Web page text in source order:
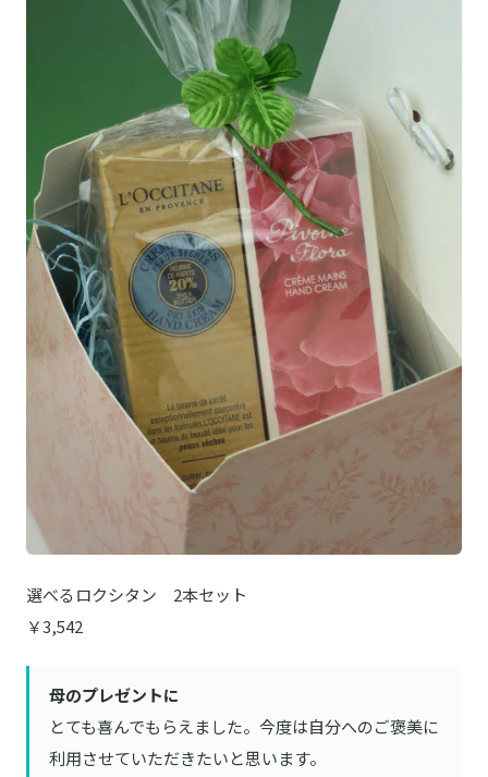
選べるロクシタン 2本セット
￥3,542
母のプレゼントに
とても喜んでもらえました。今度は自分へのご褒美に
利用させていただきたいと思います。